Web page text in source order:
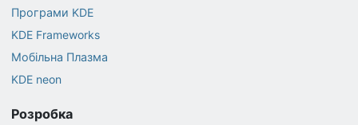
Програми KDE
KDE Frameworks
Мобільна Плазма
KDE neon
Розробка